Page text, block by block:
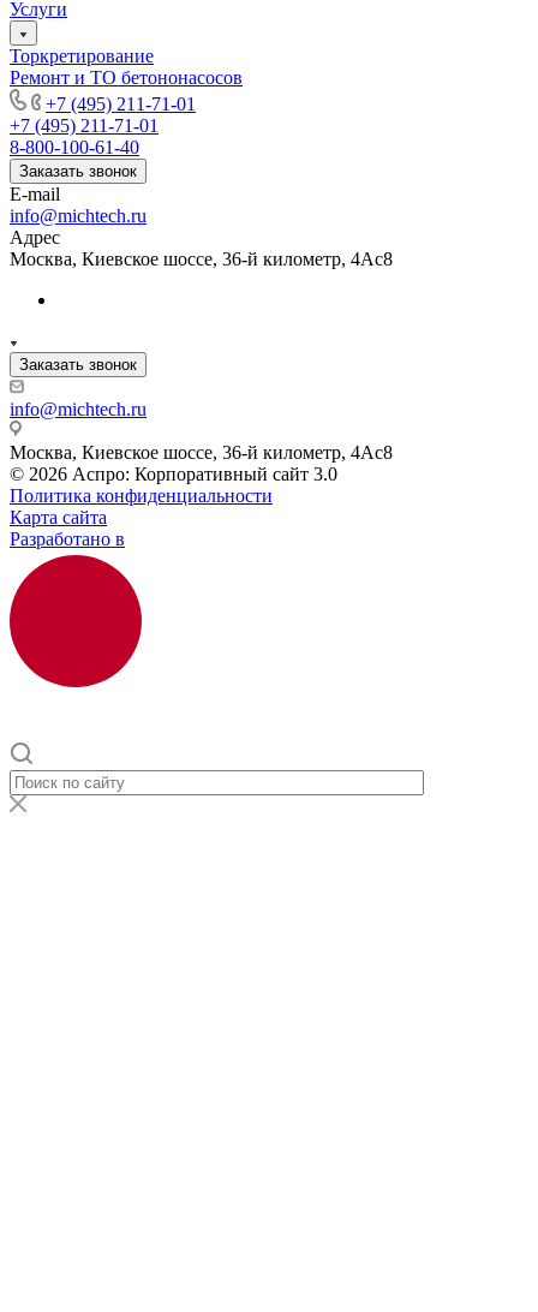
Услуги
Торкретирование
Ремонт и ТО бетононасосов
+7 (495) 211-71-01
+7 (495) 211-71-01
8-800-100-61-40
Заказать звонок
E-mail
info@michtech.ru
Адрес
Москва, Киевское шоссе, 36-й километр, 4Ас8
Заказать звонок
info@michtech.ru
Москва, Киевское шоссе, 36-й километр, 4Ас8
© 2026 Аспро: Корпоративный сайт 3.0
Политика конфиденциальности
Карта сайта
Разработано в